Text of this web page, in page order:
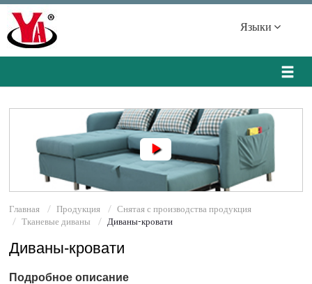
Языки
Главная Продукция
Снятая с производства продукция
Тканевые диваны
Диваны-кровати
Диваны-кровати
Подробное описание